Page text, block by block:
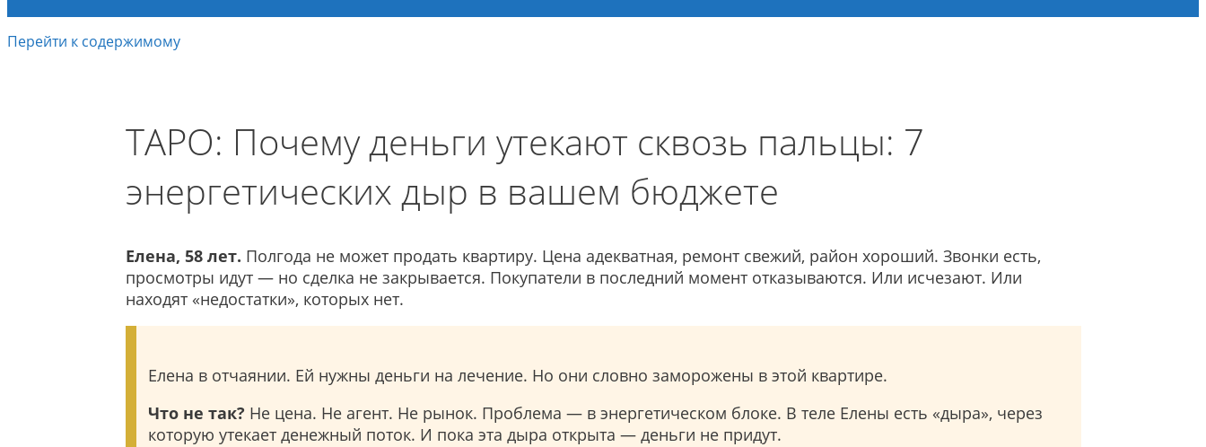
Перейти к содержимому
ТАРО: Почему деньги утекают сквозь пальцы: 7
энергетических дыр в вашем бюджете
Елена, 58 лет. Полгода не может продать квартиру. Цена адекватная, ремонт свежий, район хороший. Звонки есть,
просмотры идут — но сделка не закрывается. Покупатели в последний момент отказываются. Или исчезают. Или
находят «недостатки», которых нет.
Елена в отчаянии. Ей нужны деньги на лечение. Но они словно заморожены в этой квартире.
Что не так? Не цена. Не агент. Не рынок. Проблема — в энергетическом блоке. В теле Елены есть «дыра», через
которую утекает денежный поток. И пока эта дыра открыта — деньги не придут.